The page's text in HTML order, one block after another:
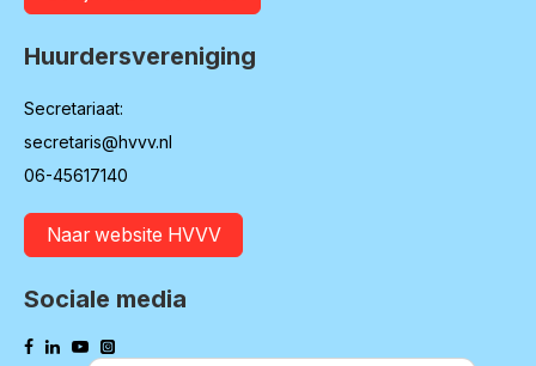
Huurdersvereniging
Secretariaat:
secretaris@hvvv.nl
06-45617140
Naar website HVVV
Sociale media